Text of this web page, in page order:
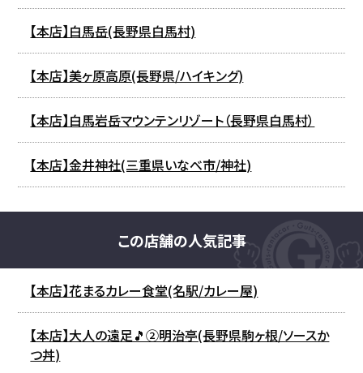
【本店】白馬岳(長野県白馬村)
【本店】美ヶ原高原(長野県/ハイキング)
【本店】白馬岩岳マウンテンリゾート（長野県白馬村）
【本店】金井神社(三重県いなべ市/神社)
この店舗の人気記事
【本店】花まるカレー食堂(名駅/カレー屋)
【本店】大人の遠足🎵②明治亭(長野県駒ヶ根/ソースか
つ丼)